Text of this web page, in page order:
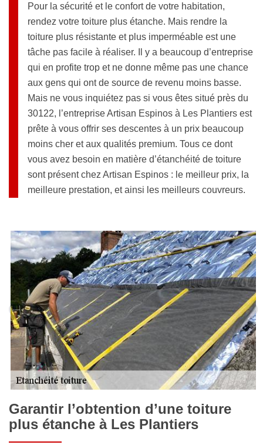
Pour la sécurité et le confort de votre habitation,
rendez votre toiture plus étanche. Mais rendre la
toiture plus résistante et plus imperméable est une
tâche pas facile à réaliser. Il y a beaucoup d’entreprise
qui en profite trop et ne donne même pas une chance
aux gens qui ont de source de revenu moins basse.
Mais ne vous inquiétez pas si vous êtes situé près du
30122, l’entreprise Artisan Espinos à Les Plantiers est
prête à vous offrir ses descentes à un prix beaucoup
moins cher et aux qualités premium. Tous ce dont
vous avez besoin en matière d’étanchéité de toiture
sont présent chez Artisan Espinos : le meilleur prix, la
meilleure prestation, et ainsi les meilleurs couvreurs.
Garantir l’obtention d’une toiture
plus étanche à Les Plantiers